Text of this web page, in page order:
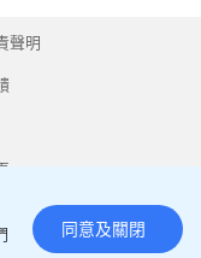
聲明
同意及關閉